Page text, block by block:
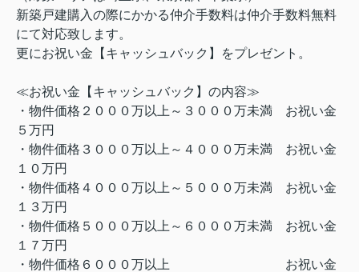
新築戸建購入の際にかかる仲介手数料は仲介手数料無料
にて対応致します。
更にお祝い金【キャッシュバック】をプレゼント。
≪お祝い金【キャッシュバック】の内容≫
・物件価格２０００万以上～３０００万未満 お祝い金
５万円
・物件価格３０００万以上～４０００万未満 お祝い金
１０万円
・物件価格４０００万以上～５０００万未満 お祝い金
１３万円
・物件価格５０００万以上～６０００万未満 お祝い金
１７万円
・物件価格６０００万以上 お祝い金